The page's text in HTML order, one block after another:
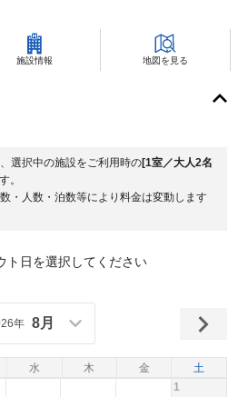
施設情報 地図を見る
選択中の施設をご利用時の[1室／大人2名
。
・人数・泊数等により料金は変動します
ト日を選択してください
水 木 金 土
年 8月
1